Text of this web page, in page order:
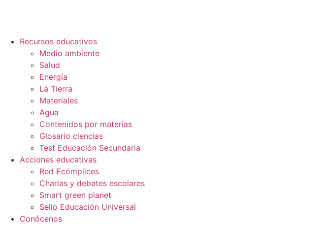
Recursos educativos
Medio ambiente
Salud
Energía
La Tierra
Materiales
Agua
Contenidos por materias
Glosario ciencias
Test Educación Secundaria
Acciones educativas
Red Ecómplices
Charlas y debates escolares
Smart green planet
Sello Educación Universal
Conócenos